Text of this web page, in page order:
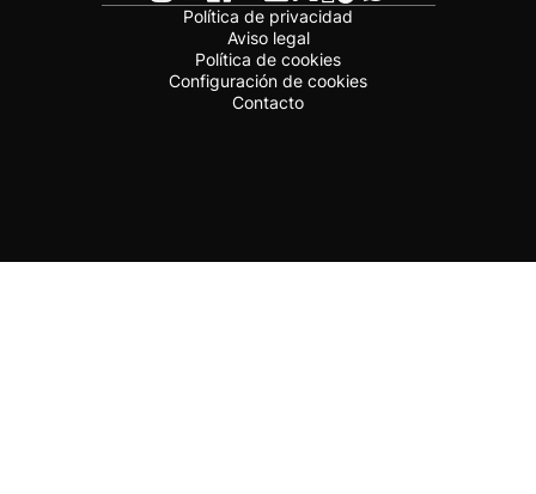
Política de privacidad
Aviso legal
Política de cookies
Configuración de cookies
Contacto